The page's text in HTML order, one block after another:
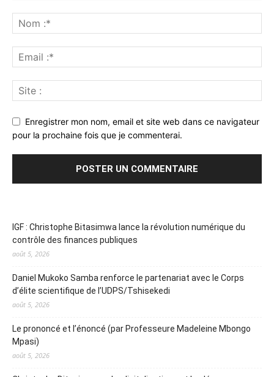
Enregistrer mon nom, email et site web dans ce navigateur
pour la prochaine fois que je commenterai.
IGF : Christophe Bitasimwa lance la révolution numérique du
contrôle des finances publiques
août 5, 2026
Daniel Mukoko Samba renforce le partenariat avec le Corps
d’élite scientifique de l’UDPS/Tshisekedi
août 5, 2026
Le prononcé et l’énoncé (par Professeure Madeleine Mbongo
Mpasi)
août 5, 2026